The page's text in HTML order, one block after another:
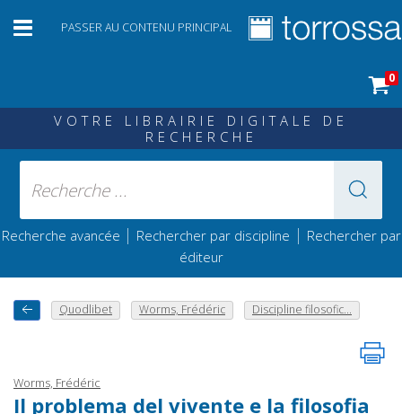
PASSER AU CONTENU PRINCIPAL
0
VOTRE LIBRAIRIE DIGITALE DE
RECHERCHE
Recherche avancée | Rechercher par discipline | Rechercher par
éditeur
Quodlibet Worms, Frédéric Discipline filosofic...
Worms, Frédéric
Il problema del vivente e la filosofia